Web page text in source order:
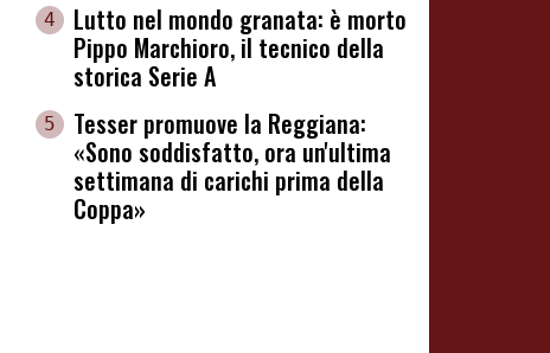
4
Lutto nel mondo granata: è morto
Pippo Marchioro, il tecnico della
storica Serie A
5
Tesser promuove la Reggiana:
«Sono soddisfatto, ora un'ultima
settimana di carichi prima della
Coppa»